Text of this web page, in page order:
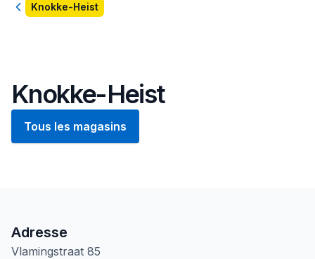
RetourKnokke-Heist
Knokke-Heist
Tous les magasins
Adresse
Vlamingstraat 85